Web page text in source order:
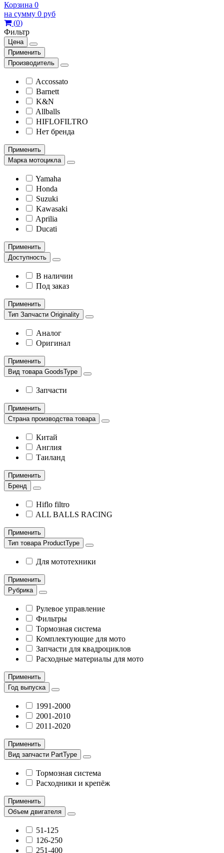
Корзина 0
на сумму 0 руб
(0)
Фильтр
Цена
Применить
Производитель
Accossato
Barnett
K&N
Allballs
HIFLOFILTRO
Нет бренда
Применить
Марка мотоцикла
Yamaha
Honda
Suzuki
Kawasaki
Aprilia
Ducati
Применить
Доступность
В наличии
Под заказ
Применить
Тип Запчасти Originality
Аналог
Оригинал
Применить
Вид товара GoodsType
Запчасти
Применить
Страна производства товара
Китай
Англия
Таиланд
Применить
Бренд
Hiflo filtro
ALL BALLS RACING
Применить
Тип товара ProductType
Для мототехники
Применить
Рубрика
Рулевое управление
Фильтры
Тормозная система
Комплектующие для мото
Запчасти для квадроциклов
Расходные материалы для мото
Применить
Год выпуска
1991-2000
2001-2010
2011-2020
Применить
Вид запчасти PartType
Тормозная система
Расходники и крепёж
Применить
Объем двигателя
51-125
126-250
251-400